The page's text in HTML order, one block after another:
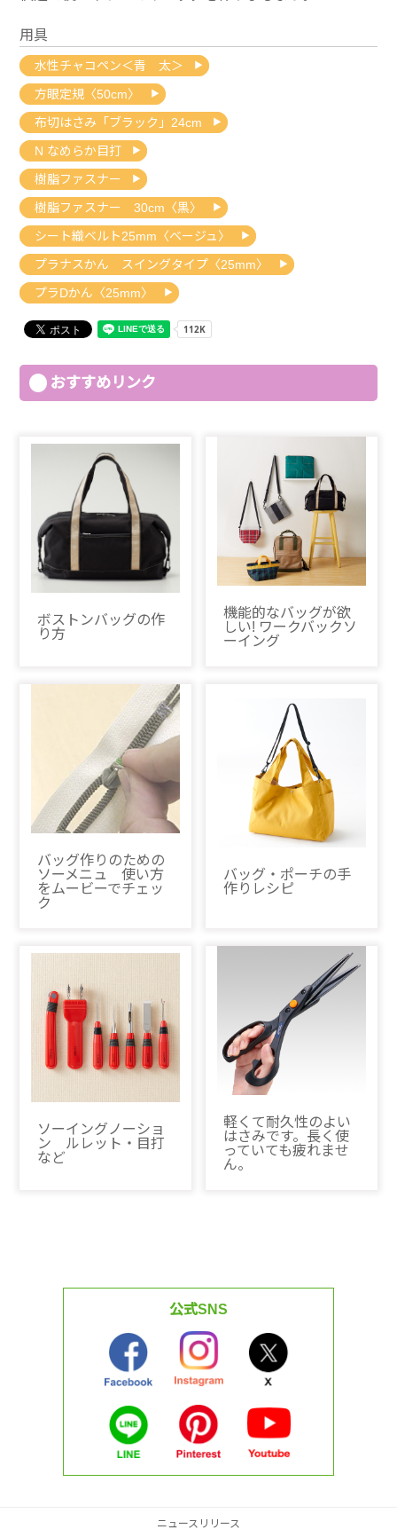
用具
水性チャコペン＜青 太＞
方眼定規〈50cm〉
布切はさみ「ブラック」24cm
N なめらか目打
樹脂ファスナー
樹脂ファスナー 30cm〈黒〉
シート織ベルト25mm〈ベージュ〉
プラナスかん スイングタイプ〈25mm〉
プラDかん〈25mm〉
おすすめリンク
ボストンバッグの作
り方
機能的なバッグが欲
しい! ワークバックソ
ーイング
バッグ作りのための
ソーメニュ 使い方
をムービーでチェッ
ク
バッグ・ポーチの手
作りレシピ
ソーイングノーショ
ン ルレット・目打
など
軽くて耐久性のよい
はさみです。長く使
っていても疲れませ
ん。
公式SNS
ニュースリリース